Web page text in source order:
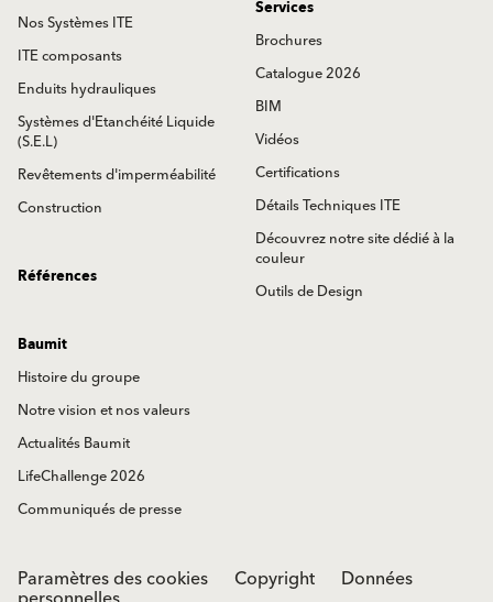
Nos Systèmes ITE
ITE composants
Enduits hydrauliques
Systèmes d'Etanchéité Liquide
(S.E.L)
Revêtements d'imperméabilité
Construction
Services
Brochures
Catalogue 2026
BIM
Vidéos
Certifications
Détails Techniques ITE
Découvrez notre site dédié à la
couleur
Outils de Design
Références
Baumit
Histoire du groupe
Notre vision et nos valeurs
Actualités Baumit
LifeChallenge 2026
Communiqués de presse
Paramètres des cookies Copyright Données